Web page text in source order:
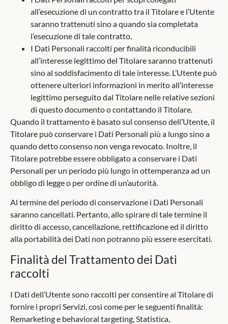
all’esecuzione di un contratto tra il Titolare e l’Utente
saranno trattenuti sino a quando sia completata
l’esecuzione di tale contratto.
I Dati Personali raccolti per finalità riconducibili
all’interesse legittimo del Titolare saranno trattenuti
sino al soddisfacimento di tale interesse. L’Utente può
ottenere ulteriori informazioni in merito all’interesse
legittimo perseguito dal Titolare nelle relative sezioni
di questo documento o contattando il Titolare.
Quando il trattamento è basato sul consenso dell’Utente, il
Titolare può conservare i Dati Personali più a lungo sino a
quando detto consenso non venga revocato. Inoltre, il
Titolare potrebbe essere obbligato a conservare i Dati
Personali per un periodo più lungo in ottemperanza ad un
obbligo di legge o per ordine di un’autorità.
Al termine del periodo di conservazione i Dati Personali
saranno cancellati. Pertanto, allo spirare di tale termine il
diritto di accesso, cancellazione, rettificazione ed il diritto
alla portabilità dei Dati non potranno più essere esercitati.
Finalità del Trattamento dei Dati
raccolti
I Dati dell’Utente sono raccolti per consentire al Titolare di
fornire i propri Servizi, così come per le seguenti finalità:
Remarketing e behavioral targeting, Statistica,